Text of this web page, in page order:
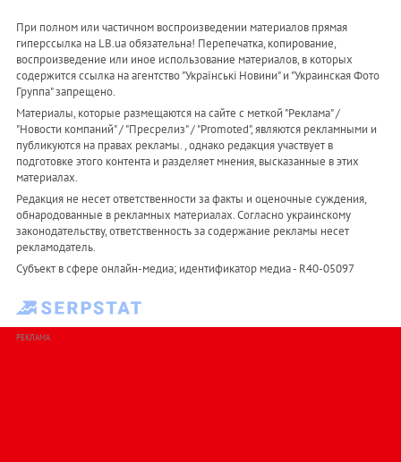
При полном или частичном воспроизведении материалов прямая
гиперссылка на LB.ua обязательна! Перепечатка, копирование,
воспроизведение или иное использование материалов, в которых
содержится ссылка на агентство "Українськi Новини" и "Украинская Фото
Группа" запрещено.
Материалы, которые размещаются на сайте с меткой "Реклама" /
"Новости компаний" / "Пресрелиз" / "Promoted", являются рекламными и
публикуются на правах рекламы. , однако редакция участвует в
подготовке этого контента и разделяет мнения, высказанные в этих
материалах.
Редакция не несет ответственности за факты и оценочные суждения,
обнародованные в рекламных материалах. Согласно украинскому
законодательству, ответственность за содержание рекламы несет
рекламодатель.
Субъект в сфере онлайн-медиа; идентификатор медиа - R40-05097
РЕКЛАМА